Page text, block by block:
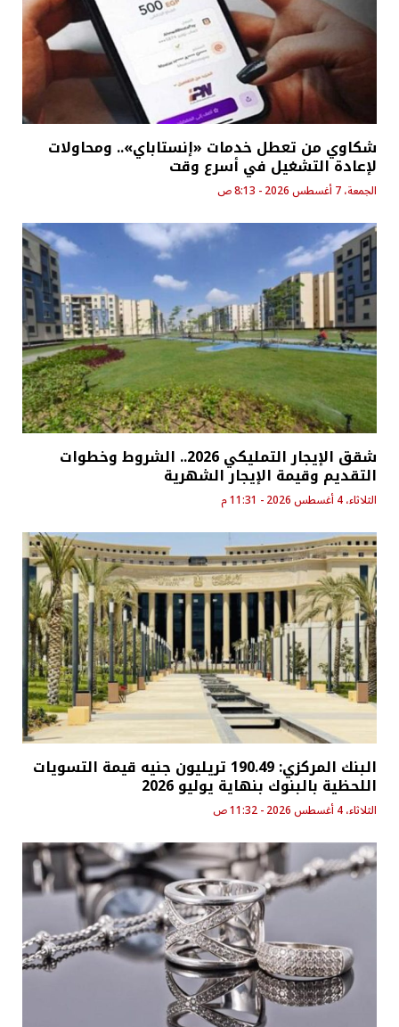
شكاوي من تعطل خدمات «إنستاباي».. ومحاولات
لإعادة التشغيل في أسرع وقت
الجمعة، 7 أغسطس 2026 - 8:13 ص
شقق الإيجار التمليكي 2026.. الشروط وخطوات
التقديم وقيمة الإيجار الشهرية
الثلاثاء، 4 أغسطس 2026 - 11:31 م
البنك المركزي: 190.49 تريليون جنيه قيمة التسويات
اللحظية بالبنوك بنهاية يوليو 2026
الثلاثاء، 4 أغسطس 2026 - 11:32 ص